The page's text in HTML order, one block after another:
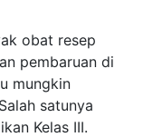
obat resep
pembaruan di
mungkin
satunya
Kelas III.